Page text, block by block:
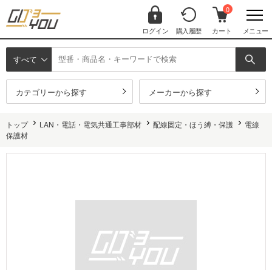
ログイン 購入履歴
0
カート メニュー
すべて
カテゴリーから探す メーカーから探す
トップ LAN・電話・電気共通工事部材 配線固定・ほう縛・保護
電線
保護材